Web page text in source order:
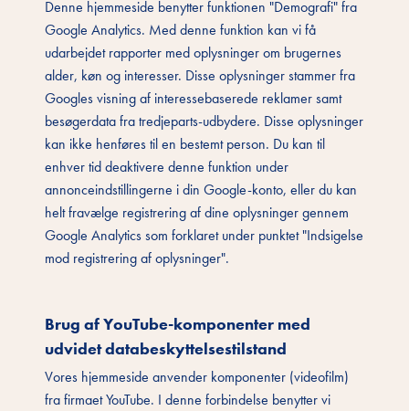
Denne hjemmeside benytter funktionen "Demografi" fra
Google Analytics. Med denne funktion kan vi få
udarbejdet rapporter med oplysninger om brugernes
alder, køn og interesser. Disse oplysninger stammer fra
Googles visning af interessebaserede reklamer samt
besøgerdata fra tredjeparts-udbydere. Disse oplysninger
kan ikke henføres til en bestemt person. Du kan til
enhver tid deaktivere denne funktion under
annonceindstillingerne i din Google-konto, eller du kan
helt fravælge registrering af dine oplysninger gennem
Google Analytics som forklaret under punktet "Indsigelse
mod registrering af oplysninger".
Brug af YouTube-komponenter med
udvidet databeskyttelsestilstand
Vores hjemmeside anvender komponenter (videofilm)
fra firmaet YouTube. I denne forbindelse benytter vi